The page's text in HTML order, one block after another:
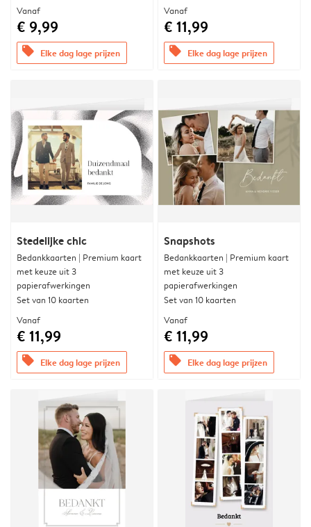
Vanaf
€ 9,99
offers Elke dag lage prijzen
Vanaf
€ 11,99
offers Elke dag lage prijzen
Stedelijke chic
Bedankkaarten | Premium kaart
met keuze uit 3
papierafwerkingen
Set van 10 kaarten
Vanaf
€ 11,99
offers Elke dag lage prijzen
Snapshots
Bedankkaarten | Premium kaart
met keuze uit 3
papierafwerkingen
Set van 10 kaarten
Vanaf
€ 11,99
offers Elke dag lage prijzen